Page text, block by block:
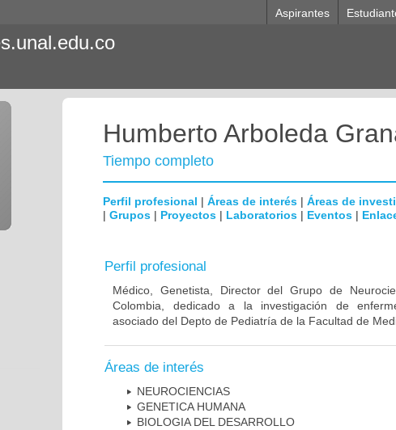
Aspirantes
Humberto Arboleda
Tiempo completo
Perfil profesional | Áreas de interés | Áreas de
| Grupos | Proyectos | Laboratorios | Eventos |
Perfil profesional
Médico, Genetista, Director del Grupo de
Colombia, dedicado a la investigación de
asociado del Depto de Pediatría de la Facultad de
Áreas de interés
NEUROCIENCIAS
GENETICA HUMANA
BIOLOGIA DEL DESARROLLO